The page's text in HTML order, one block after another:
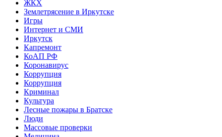
ЖКХ
Землетрясение в Иркутске
Игры
Интернет и СМИ
Иркутск
Капремонт
КоАП РФ
Коронавирус
Коррупция
Коррупция
Криминал
Культура
Лесные пожары в Братске
Люди
Массовые проверки